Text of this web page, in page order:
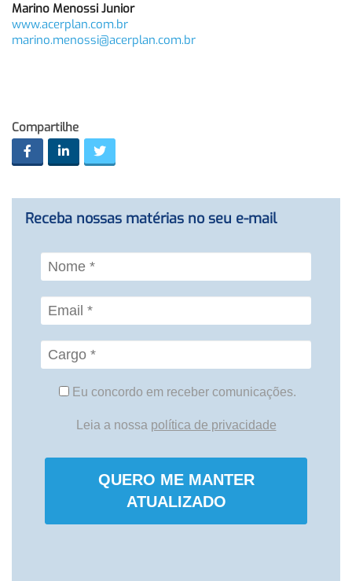
Marino Menossi Junior
www.acerplan.com.br
marino.menossi@acerplan.com.br
Compartilhe
Receba nossas matérias no seu e-mail
Eu concordo em receber comunicações.
Leia a nossa política de privacidade
QUERO ME MANTER
ATUALIZADO